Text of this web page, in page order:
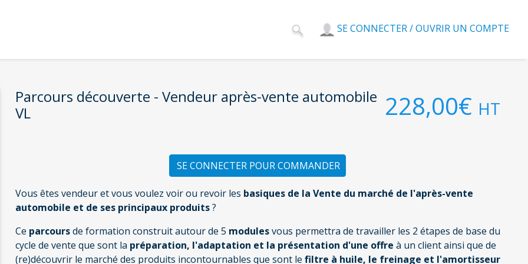
SE CONNECTER / OUVRIR UN COMPTE
Parcours découverte - Vendeur après-vente automobile
VL
228,00€ HT
SE CONNECTER POUR COMMANDER
Vous êtes vendeur et vous voulez voir ou revoir les basiques de la Vente du marché de l'après-vente
automobile et de ses principaux produits?
Ce parcoursde formation construit autour de 5 modulesvous permettra de travailler les 2 étapes de base du
cycle de vente que sont la préparation, l'adaptation et la présentation d'une offre à un client ainsi que de
(re)découvrir le marché des produits incontournables que sont le filtre à huile, le freinage et l'amortisseur